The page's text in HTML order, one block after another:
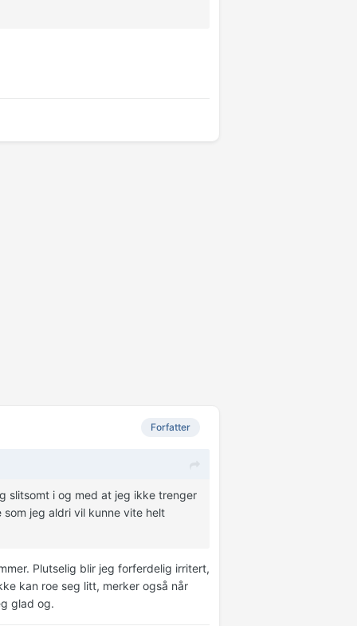
Forfatter
slitsomt i og med at jeg ikke trenger
jeg aldri vil kunne vite helt
Plutselig blir jeg forferdelig irritert,
kan roe seg litt, merker også når
glad og.